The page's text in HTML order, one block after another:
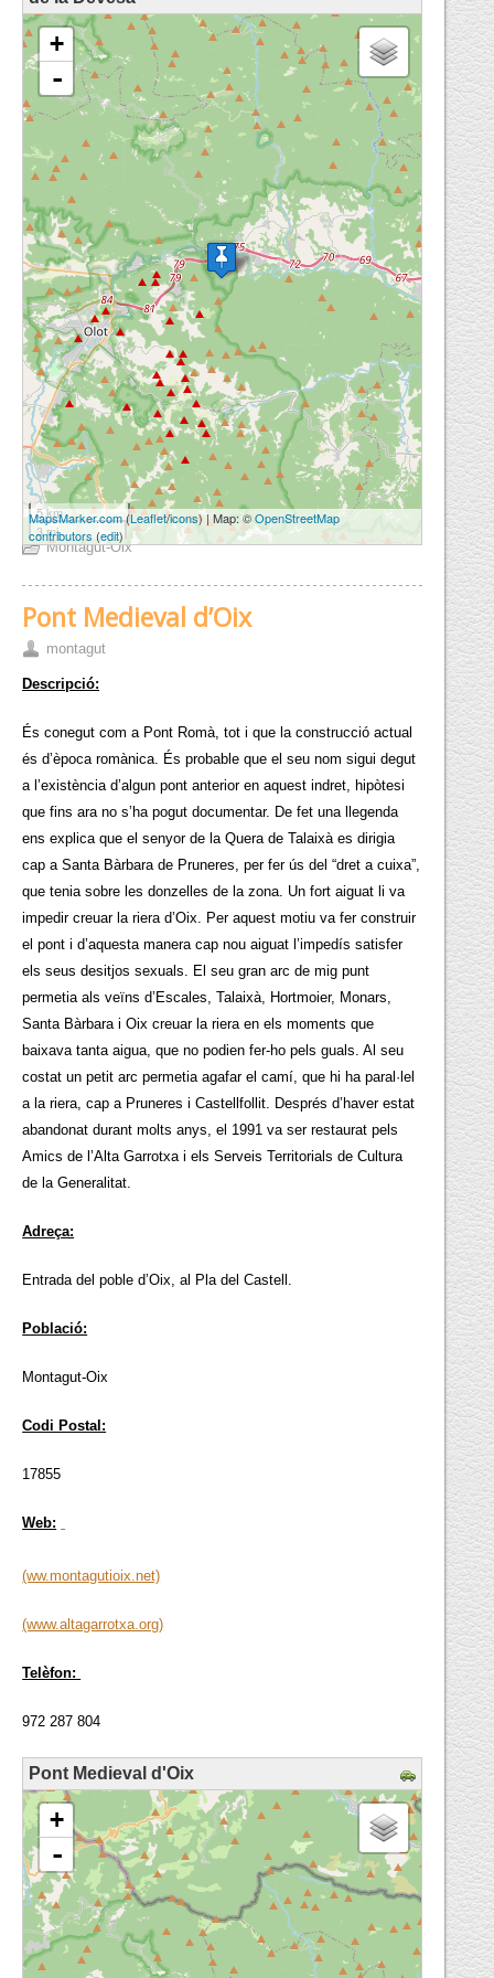
loading map - please wait...
+
-
5 km
3 mi
MapsMarker.com(Leaflet/icons) | Map: ©OpenStreetMap
contributors (edit)
Montagut-Oix
Pont Medieval d’Oix
montagut
Descripció:
És conegut com a Pont Romà, tot i que la construcció actual
és d’època romànica. És probable que el seu nom sigui degut
a l’existència d’algun pont anterior en aquest indret, hipòtesi
que fins ara no s’ha pogut documentar. De fet una llegenda
ens explica que el senyor de la Quera de Talaixà es dirigia
cap a Santa Bàrbara de Pruneres, per fer ús del “dret a cuixa”,
que tenia sobre les donzelles de la zona. Un fort aiguat li va
impedir creuar la riera d’Oix. Per aquest motiu va fer construir
el pont i d’aquesta manera cap nou aiguat l’impedís satisfer
els seus desitjos sexuals. El seu gran arc de mig punt
permetia als veïns d’Escales, Talaixà, Hortmoier, Monars,
Santa Bàrbara i Oix creuar la riera en els moments que
baixava tanta aigua, que no podien fer-ho pels guals. Al seu
costat un petit arc permetia agafar el camí, que hi ha paral·lel
a la riera, cap a Pruneres i Castellfollit. Després d’haver estat
abandonat durant molts anys, el 1991 va ser restaurat pels
Amics de l’Alta Garrotxa i els Serveis Territorials de Cultura
de la Generalitat.
Adreça:
Entrada del poble d’Oix, al Pla del Castell.
Població:
Montagut-Oix
Codi Postal:
17855
Web:
(ww.montagutioix.net)
(www.altagarrotxa.org)
Telèfon:
972 287 804
Pont Medieval d'Oix
loading map - please wait...
+
-